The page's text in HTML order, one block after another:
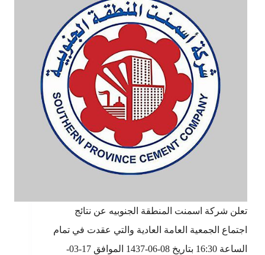
تعلن شركة اسمنت المنطقة الجنوبيه عن نتائج
اجتماع الجمعية العامة العادية والتي عقدت في تمام
الساعة 16:30 بتاريخ 08-06-1437 الموافق 17-03-